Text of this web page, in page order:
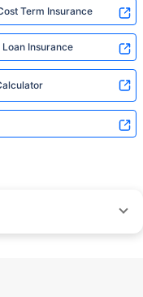
Term Insurance
Loan Insurance